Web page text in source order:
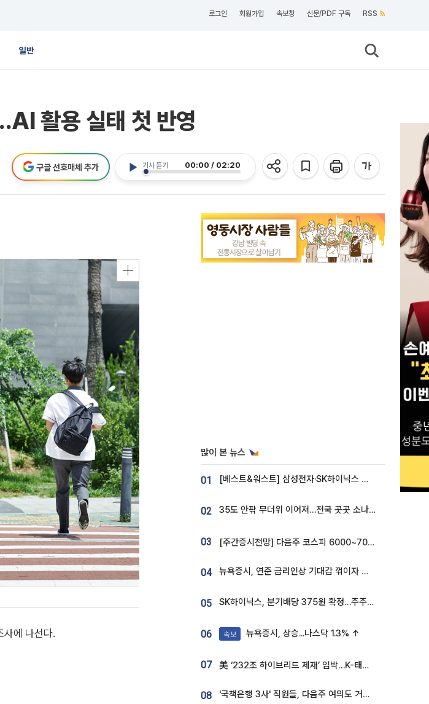
로그인 회원가입 속보창 신문/PDF 구독 RSS
일반
활용 실태 첫 반영
기사 듣기 00:00 / 02:20
구글 선호매체 추가
사에 나선다.
많이 본 뉴스
01 [베스트&워스트] 삼성전자·SK하이닉스 밀린 한 주…상상인증권은 85% 급등
02 35도 안팎 무더위 이어져…전국 곳곳 소나기 [오늘 날씨]
03 [주간증시전망] 다음주 코스피 6000~7000⋯“外人 수급은 정책이 변수”
04 뉴욕증시, 연준 금리인상 기대감 꺾이자 상승...S&P500 사상 최고치 [종합]
05 SK하이닉스, 분기배당 375원 확정…주주환원책 9월로 앞당겨 발표
06 속보 뉴욕증시, 상승...나스닥 1.3% ↑
07 美 ‘232조 하이브리드 제재’ 임박…K-태양광, 불확실성 털고 날개 다나
08 '국책은행 3사' 직원들, 다음주 여의도 거리 나서는 까닭은